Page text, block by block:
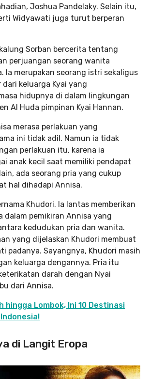
Joshua Pandelaky. Selain itu,
Widyawati juga turut berperan
Sorban bercerita tentang
perjuangan seorang wanita
Ia merupakan seorang istri sekaligus
keluarga Kyai yang
hidupnya di dalam lingkungan
Al Huda pimpinan Kyai Hannan.
merasa perlakuan yang
ini tidak adil. Namun ia tidak
perlakuan itu, karena ia
anak kecil saat memiliki pendapat
ada seorang pria yang cukup
hal dihadapi Annisa.
Khudori. Ia lantas memberikan
dalam pemikiran Annisa yang
kedudukan pria dan wanita.
yang dijelaskan Khudori membuat
padanya. Sayangnya, Khudori masih
keluarga dengannya. Pria itu
darah dengan Nyai
dari Annisa.
hingga Lombok, Ini 10 Destinasi
di Langit Eropa